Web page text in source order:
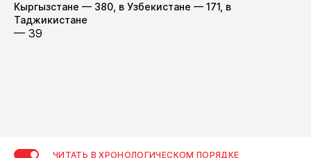
Кыргызстане — 380, в Узбекистане — 171, в
Таджикистане
— 39
ЧИТАТЬ В ХРОНОЛОГИЧЕСКОМ ПОРЯДКЕ